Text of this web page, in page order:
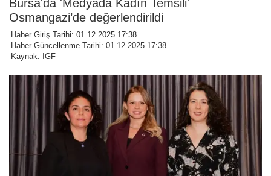
Bursa'da 'Medyada Kadın Temsili'
Osmangazi’de değerlendirildi
Haber Giriş Tarihi: 01.12.2025 17:38
Haber Güncellenme Tarihi: 01.12.2025 17:38
Kaynak: IGF